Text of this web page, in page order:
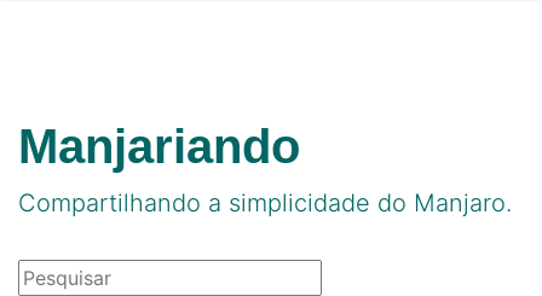
Manjariando
Compartilhando a simplicidade do Manjaro.